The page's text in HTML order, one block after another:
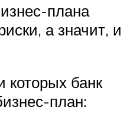
плана
а значит, и
которых банк
план: